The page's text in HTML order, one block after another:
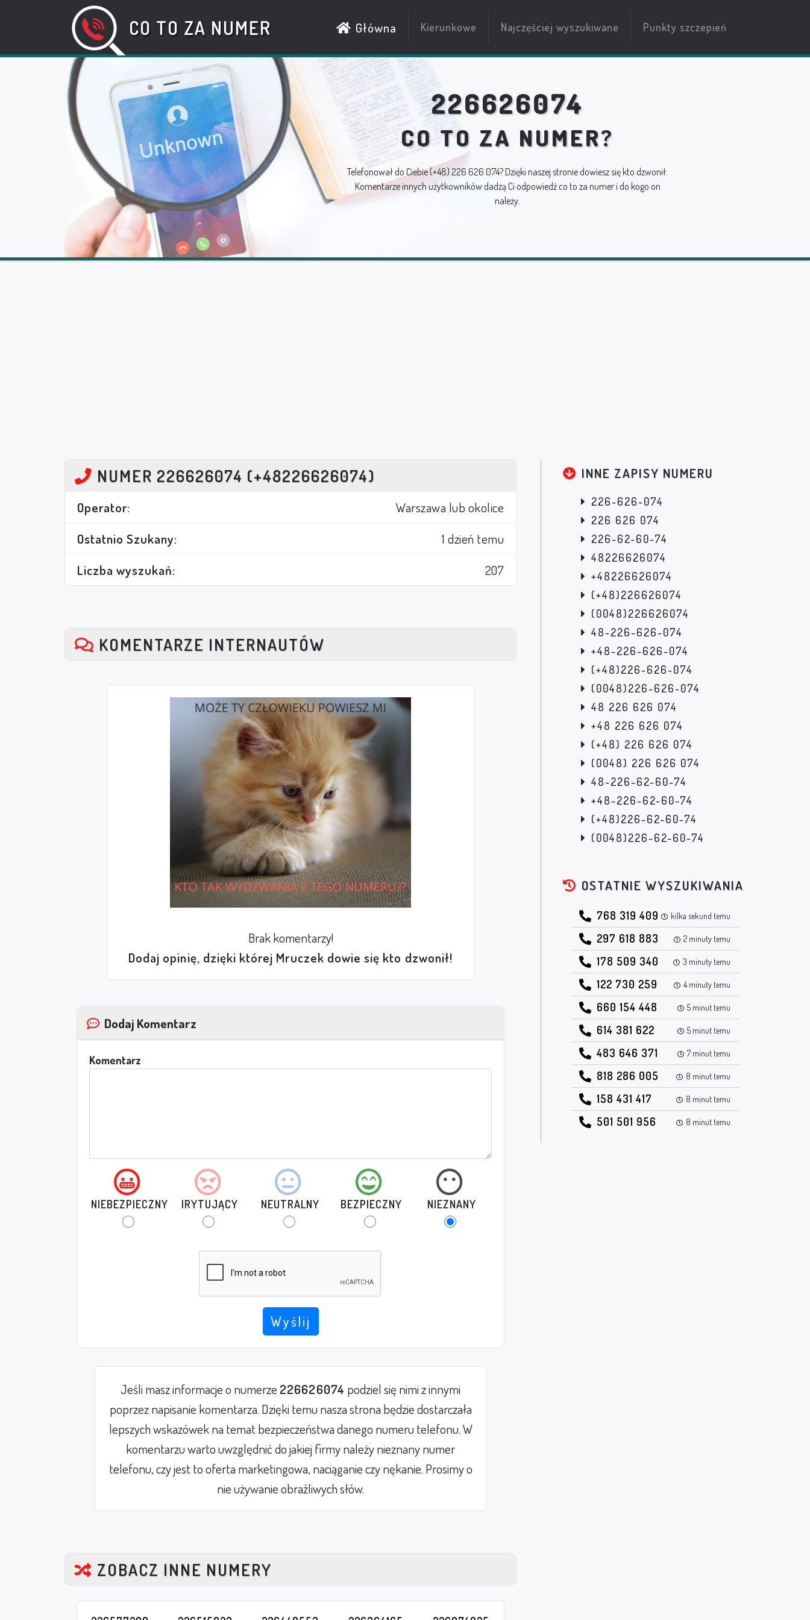
CO TO ZA NUMER Główna Kierunkowe Najczęściej wyszukiwane Punkty szczepień
226626074
CO TO ZA NUMER?
Telefonował do Ciebie(+48) 226 626 074? Dzięki naszej stronie dowiesz się kto dzwonił.
Komentarze innych użytkowników dadzą Ci odpowiedź co to za numer i do kogo on
należy.
NUMER 226626074 (+48226626074)
Operator:
Warszawa lub okolice
Ostatnio Szukany:
1 dzień temu
Liczba wyszukań:
207
KOMENTARZE INTERNAUTÓW
Brak komentarzy!
Dodaj opinię, dzięki której Mruczek dowie się kto dzwonił!
Dodaj Komentarz
Komentarz
NIEBEZPIECZNY IRYTUJĄCY NEUTRALNY BEZPIECZNY NIEZNANY
Wyślij
Jeśli masz informacje o numerze 226626074 podziel się nimi z innymi
poprzez napisanie komentarza. Dzięki temu nasza strona będzie dostarczała
lepszych wskazówek na temat bezpieczeństwa danego numeru telefonu. W
komentarzu warto uwzględnić do jakiej firmy należy nieznany numer
telefonu, czy jest to oferta marketingowa, naciąganie czy nękanie. Prosimy o
nie używanie obraźliwych słów.
ZOBACZ INNE NUMERY
INNE ZAPISY NUMERU
226-626-074
226 626 074
226-62-60-74
48226626074
+48226626074
(+48)226626074
(0048)226626074
48-226-626-074
+48-226-626-074
(+48)226-626-074
(0048)226-626-074
48 226 626 074
+48 226 626 074
(+48) 226 626 074
(0048) 226 626 074
48-226-62-60-74
+48-226-62-60-74
(+48)226-62-60-74
(0048)226-62-60-74
OSTATNIE WYSZUKIWANIA
768 319 409 kilka sekund temu
297 618 883 2 minuty temu
178 509 340 3 minuty temu
122 730 259 4 minuty temu
660 154 448 5 minut temu
614 381 622 5 minut temu
483 646 371 7 minut temu
818 286 005 8 minut temu
158 431 417 8 minut temu
501 501 956 8 minut temu